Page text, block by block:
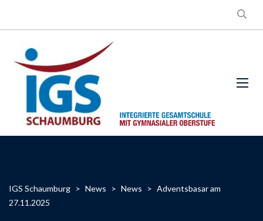
IGS Schaumburg > News > News > Adventsbasar am
27.11.2025